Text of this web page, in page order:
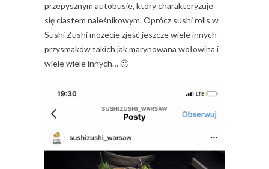
przepysznym autobusie, który charakteryzuje
się ciastem naleśnikowym. Oprócz sushi rolls w
Sushi Zushi możecie zjeść jeszcze wiele innych
przysmaków takich jak marynowana wołowina i
wiele wiele innych… 🙂